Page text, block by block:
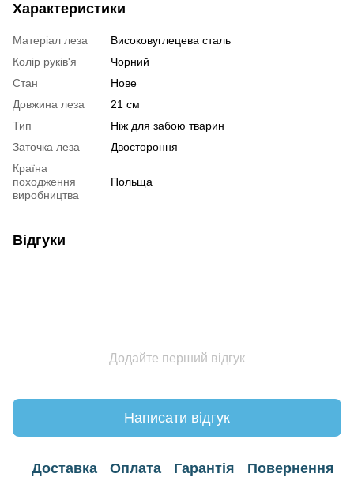
Характеристики
Матеріал леза
Високовуглецева сталь
Колір руків'я
Чорний
Стан
Нове
Довжина леза
21 см
Тип
Ніж для забою тварин
Заточка леза
Двостороння
Країна
походження
виробництва
Польща
Відгуки
Додайте перший відгук
Написати відгук
Доставка Оплата Гарантія Повернення